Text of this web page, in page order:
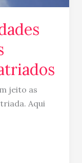
jeito as
Aqui